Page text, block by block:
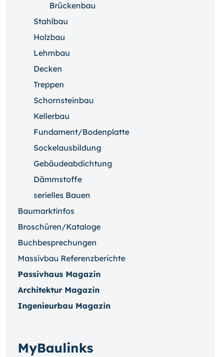
Brückenbau
Stahlbau
Holzbau
Lehmbau
Decken
Treppen
Schornsteinbau
Kellerbau
Fundament/Bodenplatte
Sockelausbildung
Gebäudeabdichtung
Dämmstoffe
serielles Bauen
Baumarktinfos
Broschüren/Kataloge
Buchbesprechungen
Massivbau Referenzberichte
Passivhaus Magazin
Architektur Magazin
Ingenieurbau Magazin
MyBaulinks